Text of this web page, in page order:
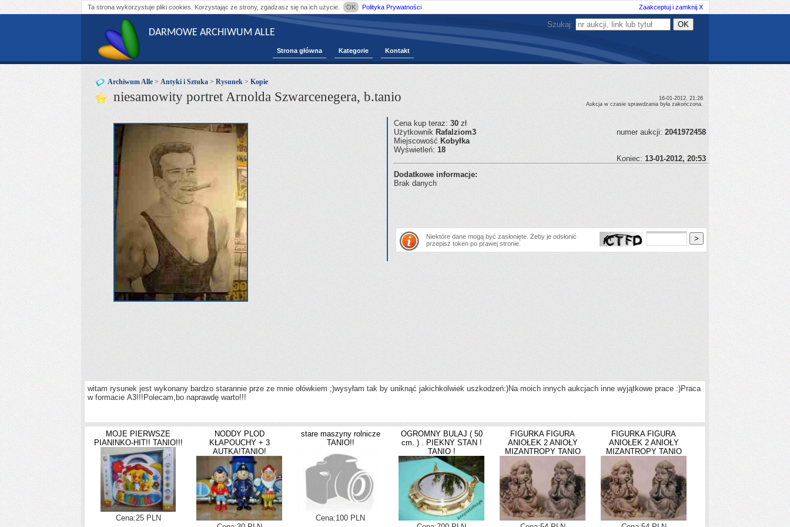
Ta strona wykorzystuje pliki cookies. Korzystając ze strony, zgadzasz się na ich użycie. OK Polityka Prywatności Zaakceptuj i zamknij X
DARMOWE ARCHIWUM ALLE
Strona główna Kategorie Kontakt
Szukaj:
Archiwum Alle > Antyki i Sztuka > Rysunek > Kopie
niesamowity portret Arnolda Szwarcenegera, b.tanio
16-01-2012, 21:26
Aukcja w czasie sprawdzania była zakończona.
Cena kup teraz: 30 zł
Użytkownik Rafalziom3 numer aukcji: 2041972458
Miejscowość Kobyłka
Wyświetleń: 18
Koniec: 13-01-2012, 20:53
Dodatkowe informacje:
Brak danych
Niektóre dane mogą być zasłonięte. Żeby je odsłonić
przepisz token po prawej stronie.
witam rysunek jest wykonany bardzo starannie prze ze mnie ołówkiem ;)wysyłam tak by uniknąć jakichkolwiek uszkodzeń:)Na moich innych aukcjach inne wyjątkowe prace :)Praca
w formacie A3!!!Polecam,bo naprawdę warto!!!
MOJE PIERWSZE
PIANINKO-HIT!! TANIO!!!
Cena:25 PLN
NODDY PLOD
KŁAPOUCHY + 3
AUTKA!TANIO!
stare maszyny rolnicze
TANIO!!
Cena:100 PLN
OGROMNY BULAJ ( 50
cm. ) . PIEKNY STAN !
TANIO !
FIGURKA FIGURA
ANIOŁEK 2 ANIOŁY
MIZANTROPY TANIO
FIGURKA FIGURA
ANIOŁEK 2 ANIOŁY
MIZANTROPY TANIO